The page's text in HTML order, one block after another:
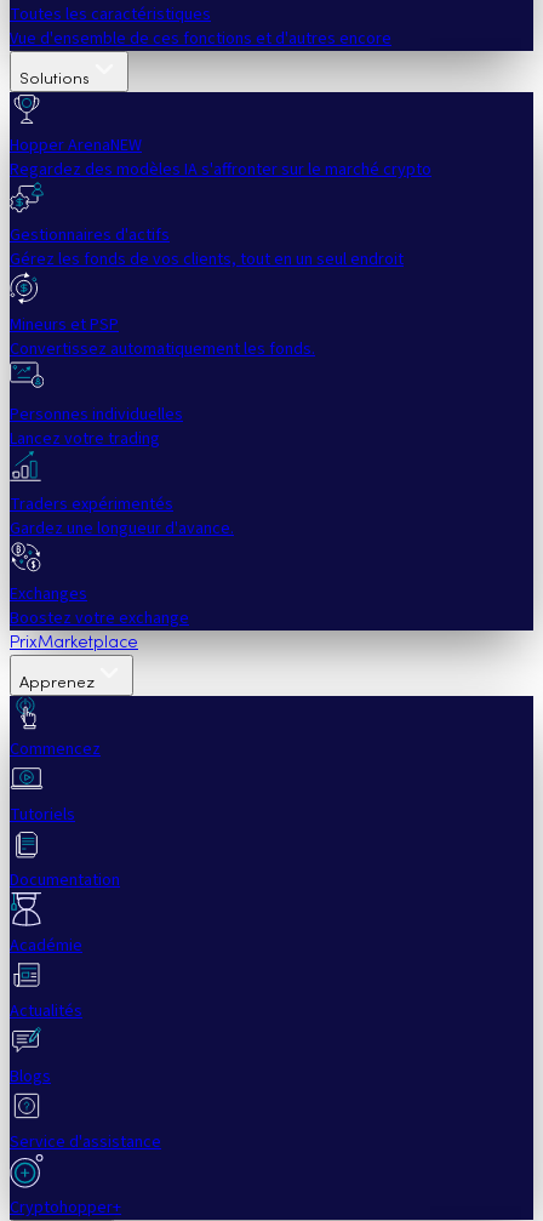
Toutes les caractéristiques
Vue d'ensemble de ces fonctions et d'autres encore
Solutions
Hopper ArenaNEW
Regardez des modèles IA s'affronter sur le marché crypto
Gestionnaires d'actifs
Gérez les fonds de vos clients, tout en un seul endroit
Mineurs et PSP
Convertissez automatiquement les fonds.
Personnes individuelles
Lancez votre trading
Traders expérimentés
Gardez une longueur d'avance.
Exchanges
Boostez votre exchange
PrixMarketplace
Apprenez
Commencez
Tutoriels
Documentation
Académie
Actualités
Blogs
Service d'assistance
Cryptohopper+